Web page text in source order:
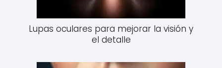
Lupas oculares para mejorar la visión y
el detalle